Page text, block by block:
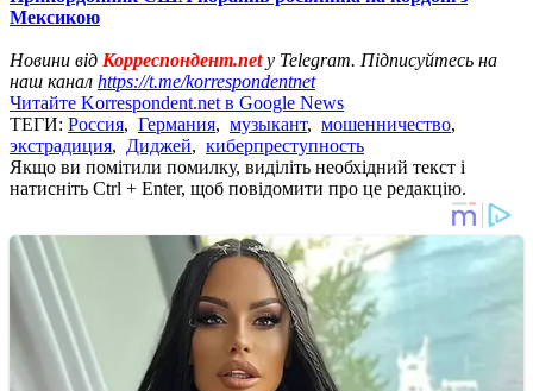
Мексикою
Новини від Корреспондент.netу Telegram. Підписуйтесь на
наш канал https://t.me/korrespondentnet
Читайте Korrespondent.net в Google News
ТЕГИ: Россия, Германия, музыкант, мошенничество,
экстрадиция, Диджей, киберпреступность
Якщо ви помітили помилку, виділіть необхідний текст і
натисніть Ctrl + Enter, щоб повідомити про це редакцію.